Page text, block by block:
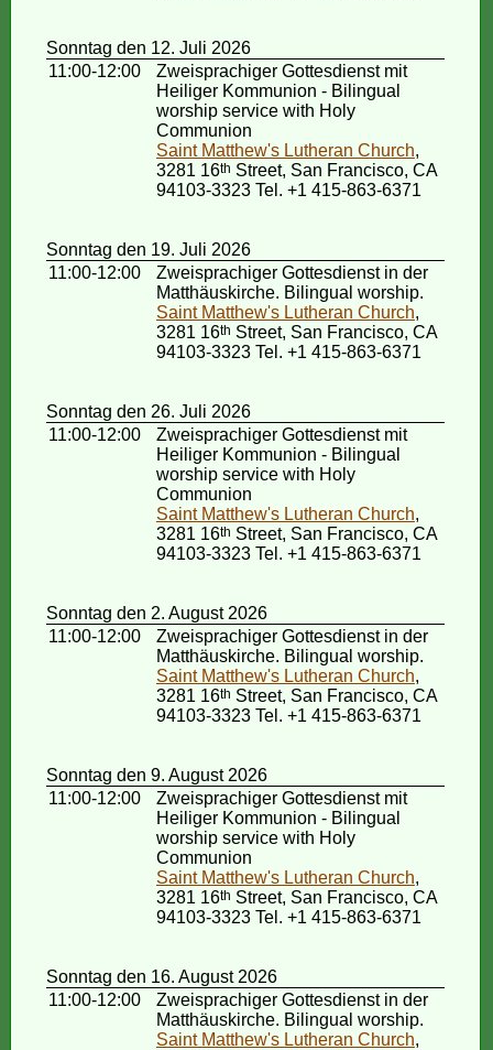
Sonntag den 12. Juli 2026
11:00-12:00
Zweisprachiger Gottesdienst mit
Heiliger Kommunion - Bilingual
worship service with Holy
Communion
Saint Matthew's Lutheran Church,
3281 16th Street, San Francisco, CA
94103-3323 Tel. +1 415-863-6371
Sonntag den 19. Juli 2026
11:00-12:00
Zweisprachiger Gottesdienst in der
Matthäuskirche. Bilingual worship.
Saint Matthew's Lutheran Church,
3281 16th Street, San Francisco, CA
94103-3323 Tel. +1 415-863-6371
Sonntag den 26. Juli 2026
11:00-12:00
Zweisprachiger Gottesdienst mit
Heiliger Kommunion - Bilingual
worship service with Holy
Communion
Saint Matthew's Lutheran Church,
3281 16th Street, San Francisco, CA
94103-3323 Tel. +1 415-863-6371
Sonntag den 2. August 2026
11:00-12:00
Zweisprachiger Gottesdienst in der
Matthäuskirche. Bilingual worship.
Saint Matthew's Lutheran Church,
3281 16th Street, San Francisco, CA
94103-3323 Tel. +1 415-863-6371
Sonntag den 9. August 2026
11:00-12:00
Zweisprachiger Gottesdienst mit
Heiliger Kommunion - Bilingual
worship service with Holy
Communion
Saint Matthew's Lutheran Church,
3281 16th Street, San Francisco, CA
94103-3323 Tel. +1 415-863-6371
Sonntag den 16. August 2026
11:00-12:00
Zweisprachiger Gottesdienst in der
Matthäuskirche. Bilingual worship.
Saint Matthew's Lutheran Church,